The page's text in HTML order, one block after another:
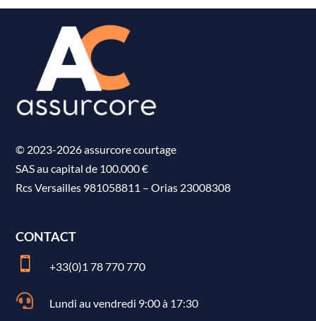
© 2023-2026 assurcore courtage
SAS au capital de 100.000 €
Rcs Versailles 981058811 –Orias 23008308
CONTACT
 +33(0)1 78 770 770
 Lundi au vendredi 9:00 à 17:30